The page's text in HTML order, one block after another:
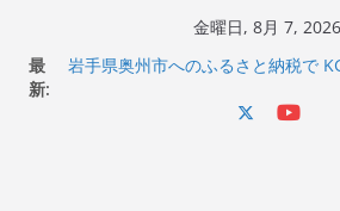
金曜日, 8月 7, 2026
最
新:
岩手県奥州市へのふるさと納税で
Italjet Dragster 200のフロントISS